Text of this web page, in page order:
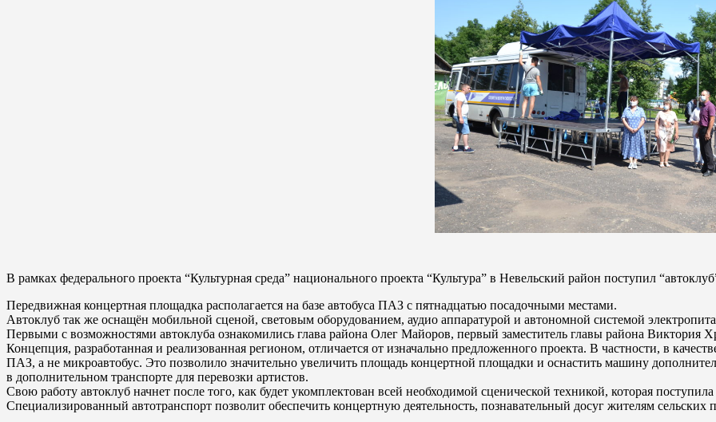
В рамках федерального проекта “Культурная среда” национального проекта “Культура” в Невельский район поступил
Передвижная концертная площадка располагается на базе автобуса ПАЗ с пятнадцатью посадочными местами.
Автоклуб так же оснащён мобильной сценой, световым оборудованием, аудио аппаратурой и автономной системой
Первыми с возможностями автоклуба ознакомились глава района Олег Майоров, первый заместитель главы района Виктория
Концепция, разработанная и реализованная регионом, отличается от изначально предложенного проекта. В частности, в
ПАЗ, а не микроавтобус. Это позволило значительно увеличить площадь концертной площадки и оснастить машину
в дополнительном транспорте для перевозки артистов.
Свою работу автоклуб начнет после того, как будет укомплектован всей необходимой сценической техникой, которая поступила
Специализированный автотранспорт позволит обеспечить концертную деятельность, познавательный досуг жителям сельских